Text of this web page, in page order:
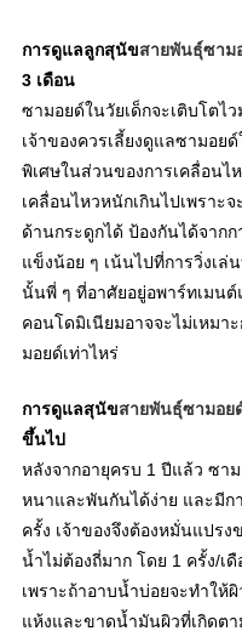
การดูแลลูกสุนัขสายพันธุ์ซาม
3 เดือน
ซามอยด์ในวัยเด็กจะเติบโตไ
เจ้าของควรเลี้ยงดูแลซามอยด์
พิเศษในส่วนของการเคลื่อนไ
เคลื่อนไหวหนักเกินไปเพราะ
ด้านกระดูกได้ ป้องกันได้จาก
แข็งน้อย ๆ เน้นไปที่การวิ่งเ
นั้นพี่ ๆ ที่อาศัยอยู่อพาร์ทเมนต์
คอนโดมิเนียมอาจจะไม่เหมา
มอยด์เท่าไหร่
การดูแลสุนัขสายพันธุ์ซามอย
ขึ้นไป
หลังจากอายุครบ 1 ปีแล้ว ซา
หนาและพันกันได้ง่าย และมีก
ครั้ง เจ้าของจึงต้องหมั่นแปร
น้ำไม่ต้องถี่มาก โดย 1 ครั้ง/เดื
เพราะถ้าอาบน้ำบ่อยจะทำให้
แห้งและขาดน้ำมันผิวที่เกิดต